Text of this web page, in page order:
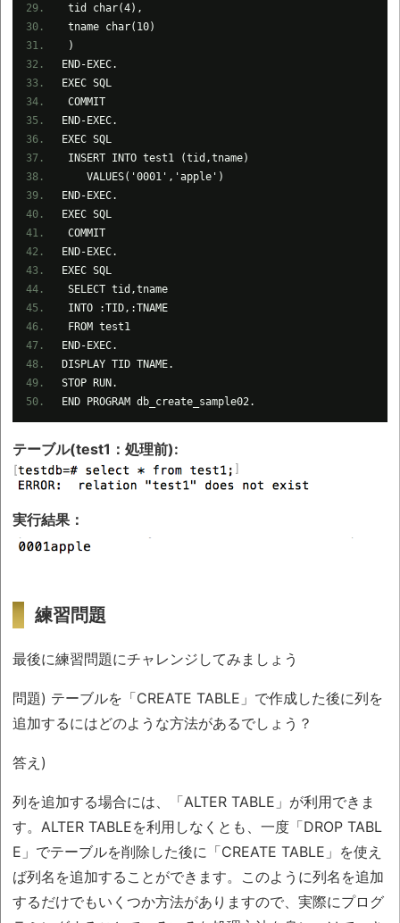
tid char(4),
tname char(10)
)
END-EXEC.
EXEC SQL
COMMIT
END-EXEC.
EXEC SQL
INSERT INTO test1 (tid,tname)
VALUES('0001','apple')
END-EXEC.
EXEC SQL
COMMIT
END-EXEC.
EXEC SQL
SELECT tid,tname
INTO :TID,:TNAME
FROM test1
END-EXEC.
DISPLAY TID TNAME.
STOP RUN.
END PROGRAM db_create_sample02.
テーブル(test1：処理前):
実行結果：
練習問題
最後に練習問題にチャレンジしてみましょう
問題) テーブルを「CREATE TABLE」で作成した後に列を
追加するにはどのような方法があるでしょう？
答え)
列を追加する場合には、「ALTER TABLE」が利用できま
す。ALTER TABLEを利用しなくとも、一度「DROP TABL
E」でテーブルを削除した後に「CREATE TABLE」を使え
ば列名を追加することができます。このように列名を追加
するだけでもいくつか方法がありますので、実際にプログ